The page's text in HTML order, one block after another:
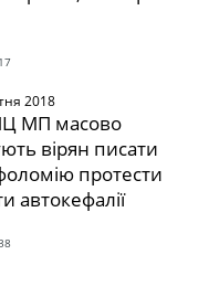
2018
МП масово
вірян писати
протести
автокефалії